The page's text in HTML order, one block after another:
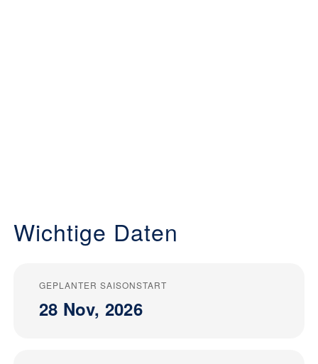
Wichtige Daten
GEPLANTER SAISONSTART
28 Nov, 2026